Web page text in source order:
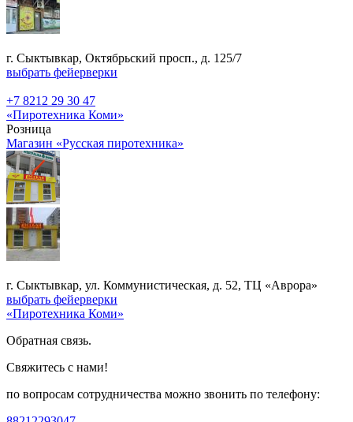
г. Сыктывкар, Октябрьский просп., д. 125/7
выбрать фейерверки
+7 8212 29 30 47
«Пиротехника Коми»
Розница
Магазин «Русская пиротехника»
г. Сыктывкар, ул. Коммунистическая, д. 52, ТЦ «Аврора»
выбрать фейерверки
«Пиротехника Коми»
Обратная связь.
Свяжитесь с нами!
по вопросам сотрудничества можно звонить по телефону: